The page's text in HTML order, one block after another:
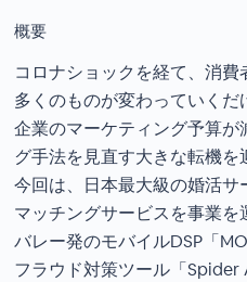
概要
コロナショックを経て、消
多くのものが変わっていく
企業のマーケティング予算
グ手法を見直す大きな転機を
今回は、日本最大級の婚活
マッチングサービスを事業
バレー発のモバイルDSP「
フラウド対策ツール「